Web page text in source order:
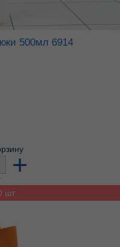
500мл 6914
+
шт